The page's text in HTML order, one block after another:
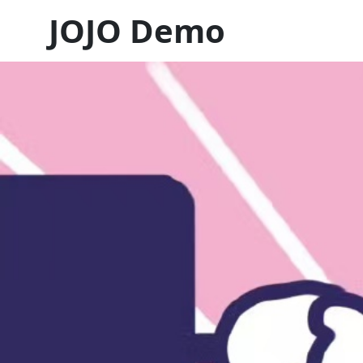
JOJO Demo